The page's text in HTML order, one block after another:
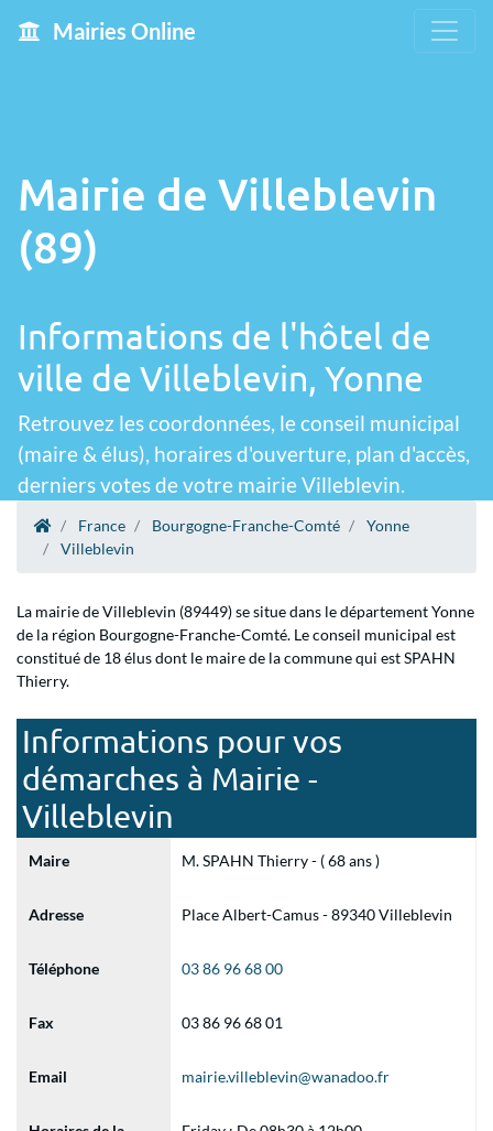
Mairies Online
Mairie de Villeblevin
(89)
Informations de l'hôtel de
ville de Villeblevin, Yonne
Retrouvez les coordonnées, le conseil municipal
(maire & élus), horaires d'ouverture, plan d'accès,
derniers votes de votre mairie Villeblevin.
France Bourgogne-Franche-Comté
Yonne
Villeblevin
La mairie de Villeblevin (89449) se situe dans le département Yonne
de la région Bourgogne-Franche-Comté. Le conseil municipal est
constitué de 18 élus dont le maire de la commune qui est SPAHN
Thierry.
Informations pour vos
démarches à Mairie -
Villeblevin
Maire M. SPAHN Thierry - ( 68 ans )
Adresse Place Albert-Camus - 89340 Villeblevin
Téléphone 03 86 96 68 00
Fax 03 86 96 68 01
Email mairie.villeblevin@wanadoo.fr